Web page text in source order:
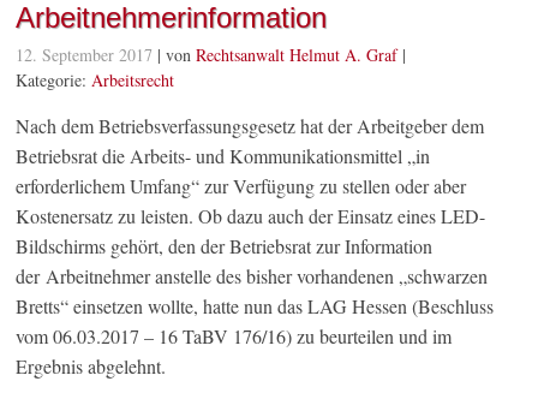
Arbeitnehmerinformation
12. September 2017 | vonRechtsanwalt Helmut A. Graf|
Kategorie:Arbeitsrecht
Nach dem Betriebsverfassungsgesetz hat der Arbeitgeber dem
Betriebsrat die Arbeits- und Kommunikationsmittel „in
erforderlichem Umfang“ zur Verfügung zu stellen oder aber
Kostenersatz zu leisten. Ob dazu auch der Einsatz eines LED-
Bildschirms gehört, den der Betriebsrat zur Information
der Arbeitnehmer anstelle des bisher vorhandenen „schwarzen
Bretts“ einsetzen wollte, hatte nun das LAG Hessen (Beschluss
vom 06.03.2017 – 16 TaBV 176/16) zu beurteilen und im
Ergebnis abgelehnt.